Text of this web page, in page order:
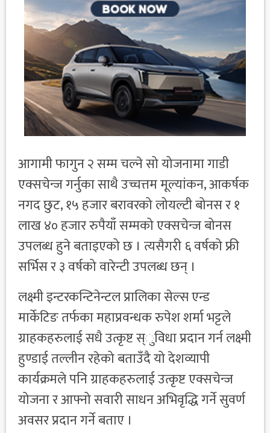
आगामी फागुन २ सम्म चल्ने सो योजनामा गाडी
एक्सचेन्ज गर्नुका साथै उच्चत्तम मूल्यांकन, आकर्षक
नगद छुट, १५ हजार बरावरको लोयल्टी बोनस र १
लाख ४० हजार रुपैयाँ सम्मको एक्सचेन्ज बोनस
उपलब्ध हुने बताइएको छ । त्यसैगरी ६ वर्षको फ्री
सर्भिस र ३ वर्षको वारेन्टी उपलब्ध छन् ।
लक्ष्मी इन्टरकन्टिनेन्टल प्रालिका सेल्स एन्ड
मार्केटिङ तर्फका महाप्रवन्धक रुपेश शर्मा भट्टले
ग्राहकहरुलाई सधै उत्कृष्ट स्ुविधा प्रदान गर्न लक्ष्मी
हुण्डाई तल्लीन रहेको बताउँदै यो देशव्यापी
कार्यक्रमले पनि ग्राहकहरुलाई उत्कृष्ट एक्सचेन्ज
योजना र आफ्नो सवारी साधन अभिवृद्धि गर्ने सुवर्ण
अवसर प्रदान गर्ने बताए ।